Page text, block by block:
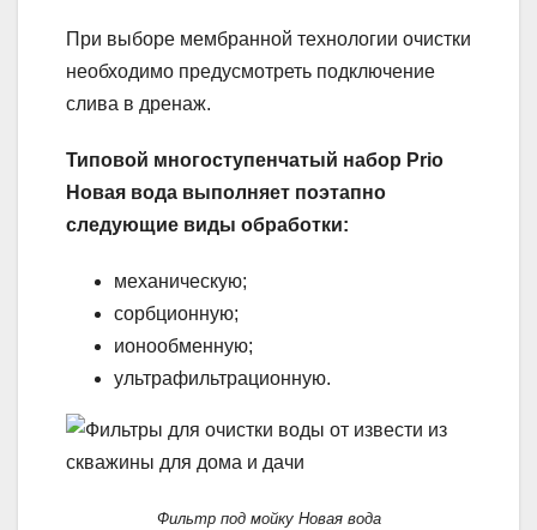
При выборе мембранной технологии очистки
необходимо предусмотреть подключение
слива в дренаж.
Типовой многоступенчатый набор Prio
Новая вода выполняет поэтапно
следующие виды обработки:
механическую;
сорбционную;
ионообменную;
ультрафильтрационную.
Фильтр под мойку Новая вода